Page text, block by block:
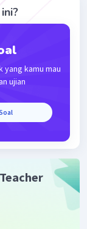
yang kamu mau
ujian